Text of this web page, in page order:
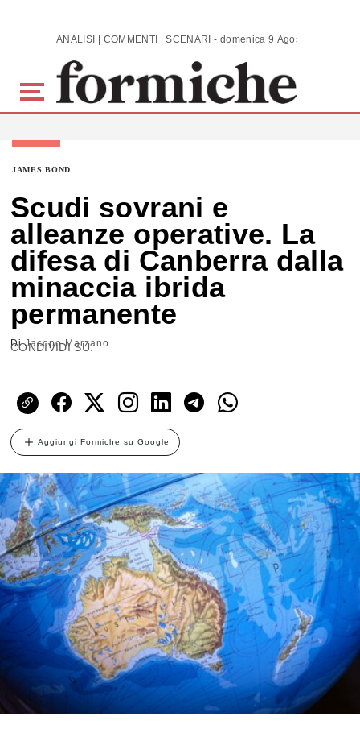
Skip to main content ANALISI | COMMENTI | SCENARI - domenica 9 Agosto 2026
JAMES BOND
Scudi sovrani e
alleanze operative. La
difesa di Canberra dalla
minaccia ibrida
permanente
DiJacopo Marzano
CONDIVIDI SU:
Aggiungi Formiche su Google